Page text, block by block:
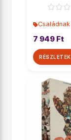
Családnak
7 949 Ft
RÉSZLETEK